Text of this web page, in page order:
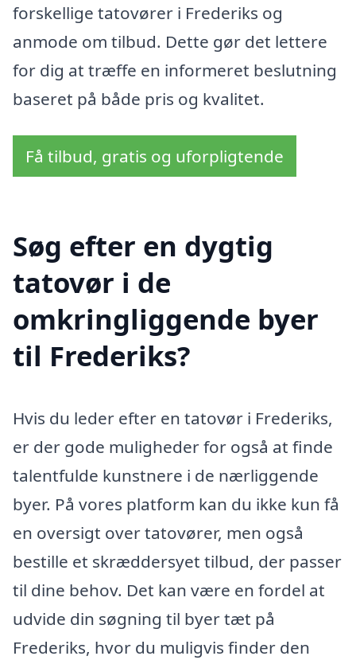
forskellige tatovører i Frederiks og
anmode om tilbud. Dette gør det lettere
for dig at træffe en informeret beslutning
baseret på både pris og kvalitet.
Få tilbud, gratis og uforpligtende
Søg efter en dygtig
tatovør i de
omkringliggende byer
til Frederiks?
Hvis du leder efter en tatovør i Frederiks,
er der gode muligheder for også at finde
talentfulde kunstnere i de nærliggende
byer. På vores platform kan du ikke kun få
en oversigt over tatovører, men også
bestille et skræddersyet tilbud, der passer
til dine behov. Det kan være en fordel at
udvide din søgning til byer tæt på
Frederiks, hvor du muligvis finder den